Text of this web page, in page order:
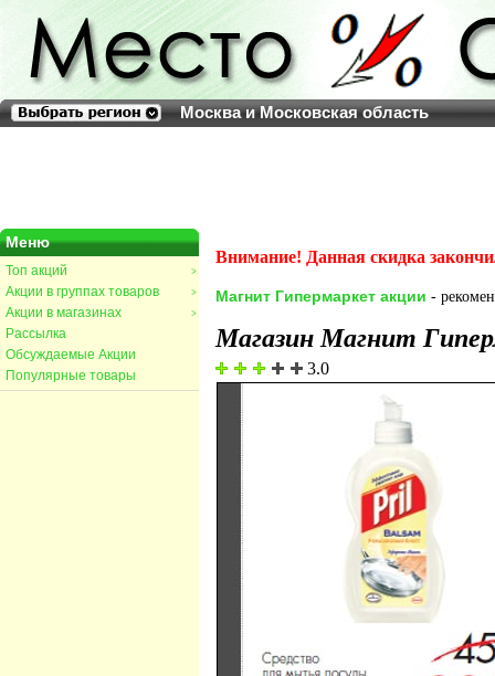
Москва и Московская область
Меню
>
Топ акций
>
Акции в группах товаров
>
Акции в магазинах
Рассылка
Обсуждаемые Акции
Популярные товары
Внимание! Данная скидка
Магнит Гипермаркет акции -
Магазин Магнит
3.0